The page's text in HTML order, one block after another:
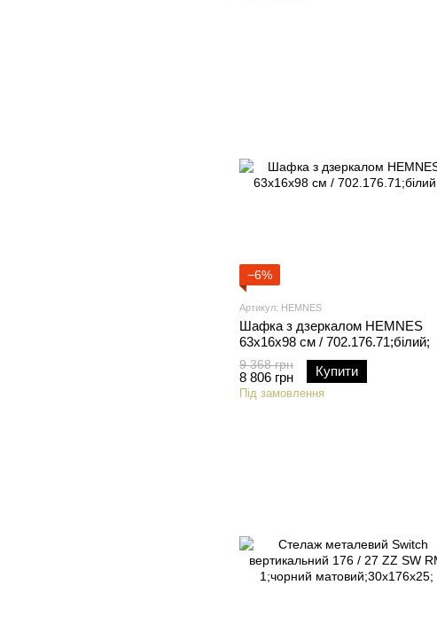
−6%
Артикул: HEMNES
Шафка з дзеркалом HEMNES
63x16x98 см / 702.176.71;білий;
9 368 грн
8 806 грн Купити
Під замовлення